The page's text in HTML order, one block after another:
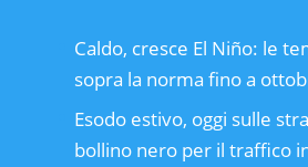
Caldo, cresce El Niño: le
sopra la norma fino a
Esodo estivo, oggi sulle
bollino nero per il traffico